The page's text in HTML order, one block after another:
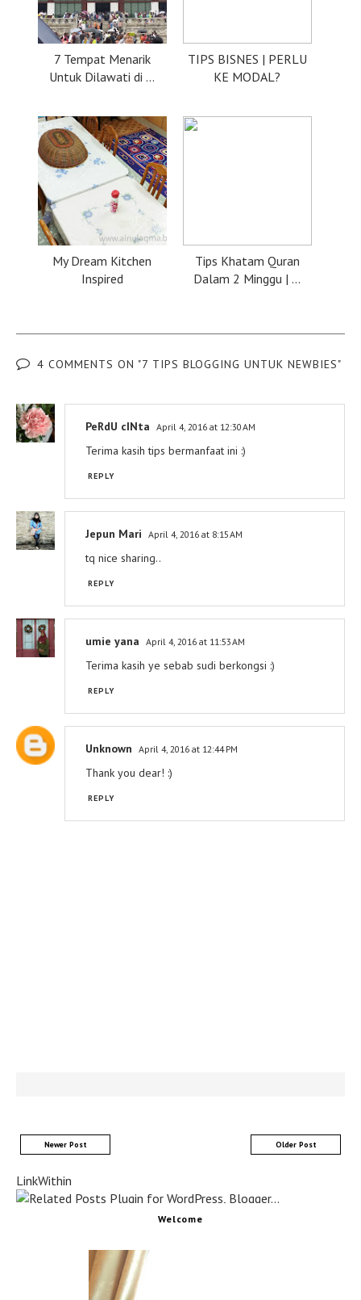
7 Tempat Menarik
Untuk Dilawati di ...
TIPS BISNES | PERLU
KE MODAL?
My Dream Kitchen
Inspired
Tips Khatam Quran
Dalam 2 Minggu | ...
4 COMMENTS ON "7 TIPS BLOGGING UNTUK NEWBIES"
PeRdU cINta April 4, 2016 at 12:30 AM
Terima kasih tips bermanfaat ini :)
REPLY
Jepun Mari April 4, 2016 at 8:15 AM
tq nice sharing..
REPLY
umie yana April 4, 2016 at 11:53 AM
Terima kasih ye sebab sudi berkongsi :)
REPLY
Unknown April 4, 2016 at 12:44 PM
Thank you dear! :)
REPLY
Newer Post Older Post
LinkWithin
Welcome